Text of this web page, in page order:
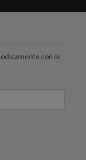
con le